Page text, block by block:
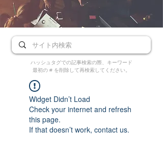
ハッシュタグでの記事検索の際、キーワード
最初の # を削除して再検索してください。
Widget Didn’t Load
Check your internet and refresh
this page.
If that doesn’t work, contact us.